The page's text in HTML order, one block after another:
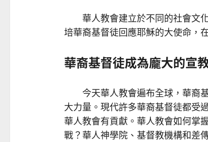
華人教會建立於不同的社會文化
培華裔基督徒回應耶穌的大使命，
華裔基督徒成為龐大的宣
今天華人教會遍布全球，華裔基
大力量。現代許多華裔基督徒都受
華人教會有貢獻。華人教會如何掌
戰？華人神學院、基督教機構和差